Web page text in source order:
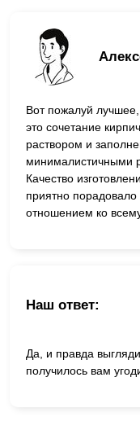
Вот пожалуй
это сочетание
раствором и
минималистичными
Качество
приятно
отношением ко
Наш ответ:
Да, и правда
получилось вам